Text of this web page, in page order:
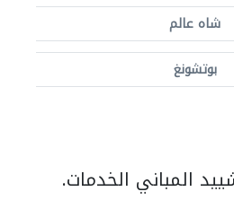
شاه عالم
بوتشونغ
المباني الخدمات.